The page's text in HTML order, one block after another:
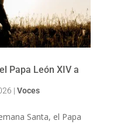
Papa León XIV a
| Voces
Santa, el Papa